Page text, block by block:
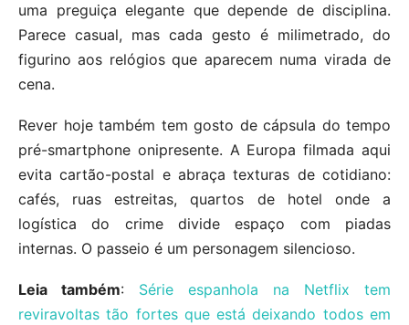
uma preguiça elegante que depende de disciplina.
Parece casual, mas cada gesto é milimetrado, do
figurino aos relógios que aparecem numa virada de
cena.
Rever hoje também tem gosto de cápsula do tempo
pré-smartphone onipresente. A Europa filmada aqui
evita cartão-postal e abraça texturas de cotidiano:
cafés, ruas estreitas, quartos de hotel onde a
logística do crime divide espaço com piadas
internas. O passeio é um personagem silencioso.
Leia também: Série espanhola na Netflix tem
reviravoltas tão fortes que está deixando todos em